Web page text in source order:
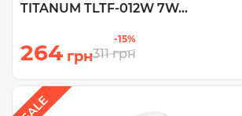
TITANUM TLTF-012W 7W...
264 грн
-15%
311 грн